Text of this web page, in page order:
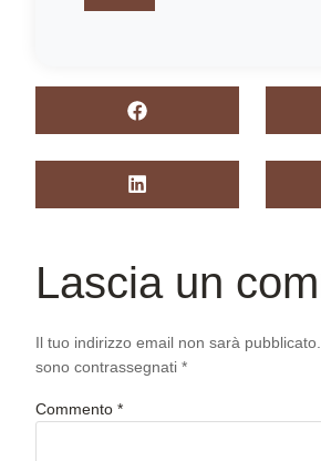
Lascia un
Il tuo indirizzo email non sarà pubblicato.
sono contrassegnati *
Commento *